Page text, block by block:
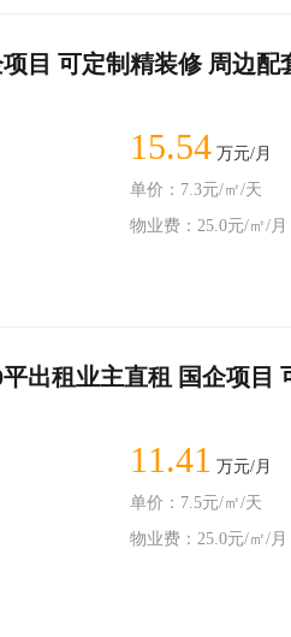
目 可定制精装修 周边配
15.54 万元/月
单价：7.3元/㎡/天
物业费：25.0元/㎡/月
出租业主直租 国企项目
11.41 万元/月
单价：7.5元/㎡/天
物业费：25.0元/㎡/月